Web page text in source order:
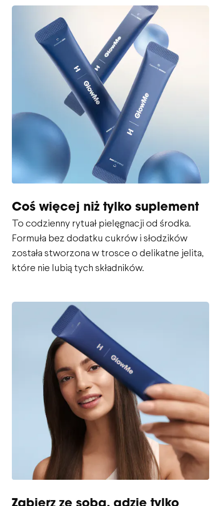
Coś więcej niż tylko suplement
To codzienny rytuał pielęgnacji od środka.
Formuła bez dodatku cukrów i słodzików
została stworzona w trosce o delikatne jelita,
które nie lubią tych składników.